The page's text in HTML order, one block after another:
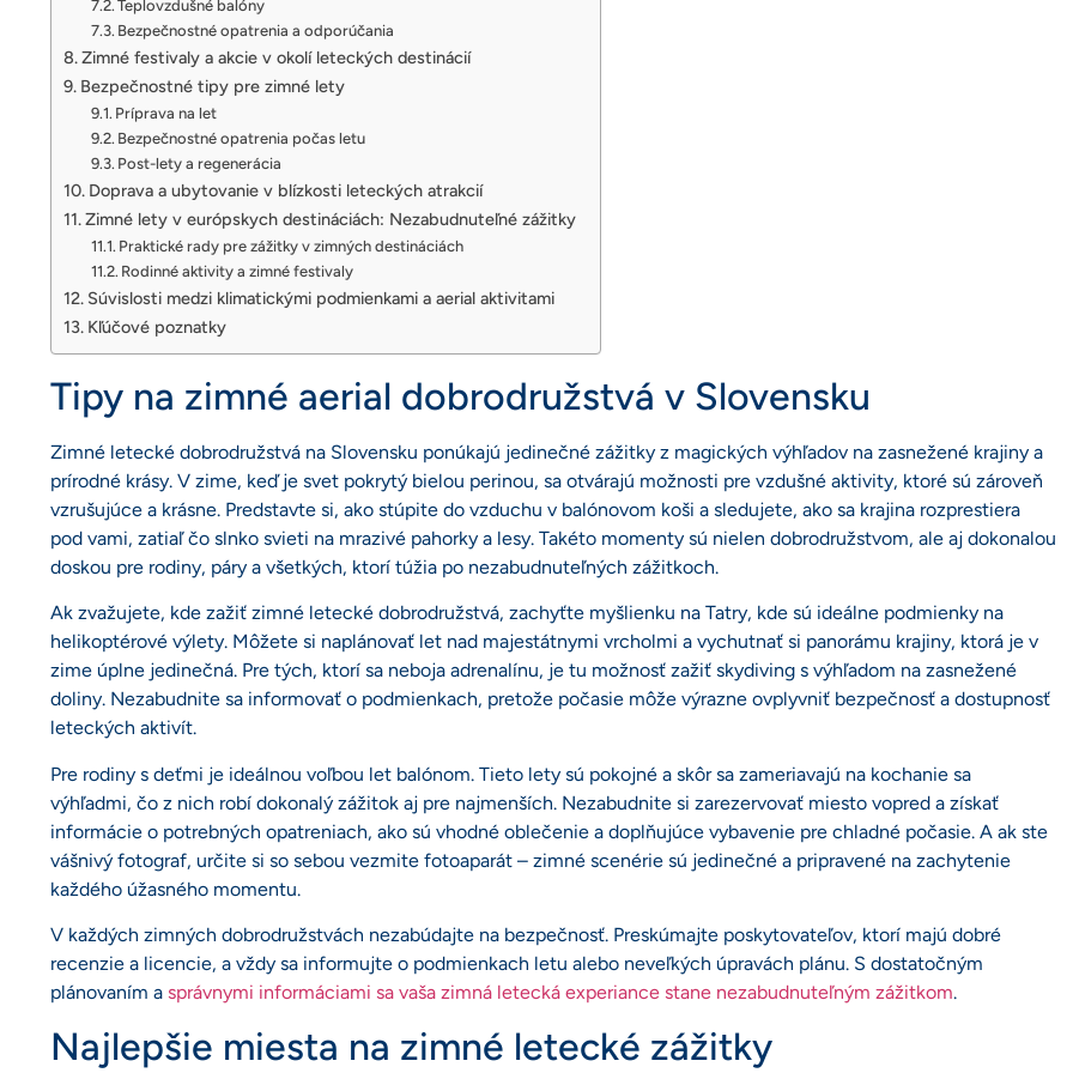
Teplovzdušné balóny
Bezpečnostné opatrenia a odporúčania
Zimné festivaly a akcie v okolí leteckých destinácií
Bezpečnostné tipy pre zimné lety
Príprava na let
Bezpečnostné opatrenia počas letu
Post-lety a regenerácia
Doprava a ubytovanie v blízkosti leteckých atrakcií
Zimné lety v európskych destináciách: Nezabudnuteľné zážitky
Praktické rady pre zážitky v zimných destináciách
Rodinné aktivity a zimné festivaly
Súvislosti medzi klimatickými podmienkami a aerial aktivitami
Kľúčové poznatky
Tipy na zimné aerial dobrodružstvá v Slovensku
Zimné letecké dobrodružstvá na Slovensku ponúkajú jedinečné zážitky z magických výhľadov na zasnežené krajiny a
prírodné krásy. V zime, keď je svet pokrytý bielou perinou, sa otvárajú možnosti pre vzdušné aktivity, ktoré sú zároveň
vzrušujúce a krásne. Predstavte si, ako stúpite do vzduchu v balónovom koši a sledujete, ako sa krajina rozprestiera
pod vami, zatiaľ čo slnko svieti na mrazivé pahorky a lesy. Takéto momenty sú nielen dobrodružstvom, ale aj dokonalou
doskou pre rodiny, páry a všetkých, ktorí túžia po nezabudnuteľných zážitkoch.
Ak zvažujete, kde zažiť zimné letecké dobrodružstvá, zachyťte myšlienku na Tatry, kde sú ideálne podmienky na
helikoptérové výlety. Môžete si naplánovať let nad majestátnymi vrcholmi a vychutnať si panorámu krajiny, ktorá je v
zime úplne jedinečná. Pre tých, ktorí sa neboja adrenalínu, je tu možnosť zažiť skydiving s výhľadom na zasnežené
doliny. Nezabudnite sa informovať o podmienkach, pretože počasie môže výrazne ovplyvniť bezpečnosť a dostupnosť
leteckých aktivít.
Pre rodiny s deťmi je ideálnou voľbou let balónom. Tieto lety sú pokojné a skôr sa zameriavajú na kochanie sa
výhľadmi, čo z nich robí dokonalý zážitok aj pre najmenších. Nezabudnite si zarezervovať miesto vopred a získať
informácie o potrebných opatreniach, ako sú vhodné oblečenie a doplňujúce vybavenie pre chladné počasie. A ak ste
vášnivý fotograf, určite si so sebou vezmite fotoaparát – zimné scenérie sú jedinečné a pripravené na zachytenie
každého úžasného momentu.
V každých zimných dobrodružstvách nezabúdajte na bezpečnosť. Preskúmajte poskytovateľov, ktorí majú dobré
recenzie a licencie, a vždy sa informujte o podmienkach letu alebo neveľkých úpravách plánu. S dostatočným
plánovaním a správnymi informáciami sa vaša zimná letecká experiance stane nezabudnuteľným zážitkom.
Najlepšie miesta na zimné letecké zážitky